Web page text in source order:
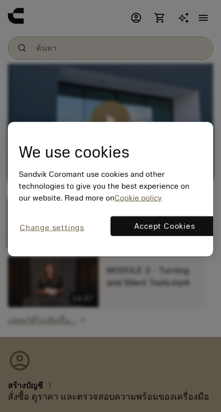
account_circle shopping_cart menu
วิดีโอเพิ่มเติม
24.2 introduction.mp4
MODULE 2 - Turning
and SIlent Tools.mp4
แสดงวิดีโอเพิ่มขึ้น...
account_circle
สร้างบัญชี chevron_right
สั่งซื้อ ดูราคา และตรวจสอบความพร้อมของเครื่องมือ
We use cookies
Sandvik Coromant use cookies and other
technologies to give you the best experience on
our website. Read more onCookie policy
Change settings Accept Cookies